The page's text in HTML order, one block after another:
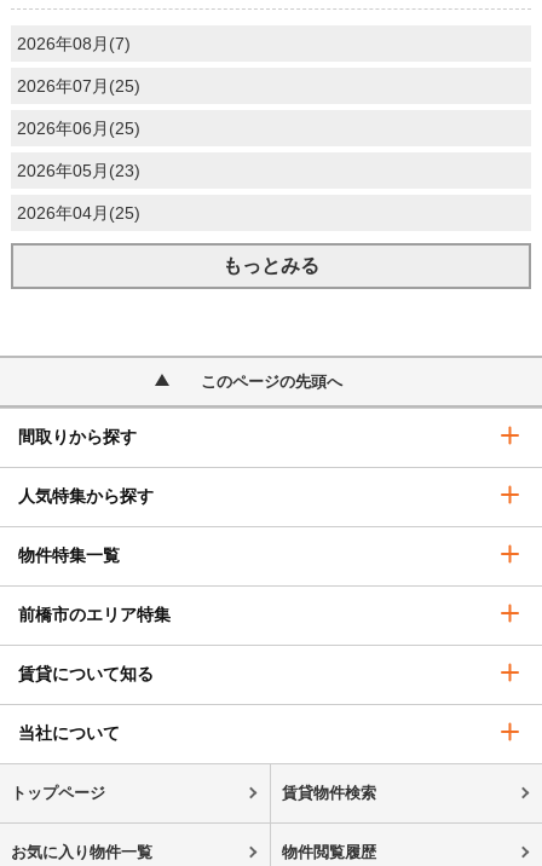
2026年08月(7)
2026年07月(25)
2026年06月(25)
2026年05月(23)
2026年04月(25)
もっとみる
このページの先頭へ
間取りから探す
人気特集から探す
物件特集一覧
前橋市のエリア特集
賃貸について知る
当社について
トップページ 賃貸物件検索
お気に入り物件一覧 物件閲覧履歴